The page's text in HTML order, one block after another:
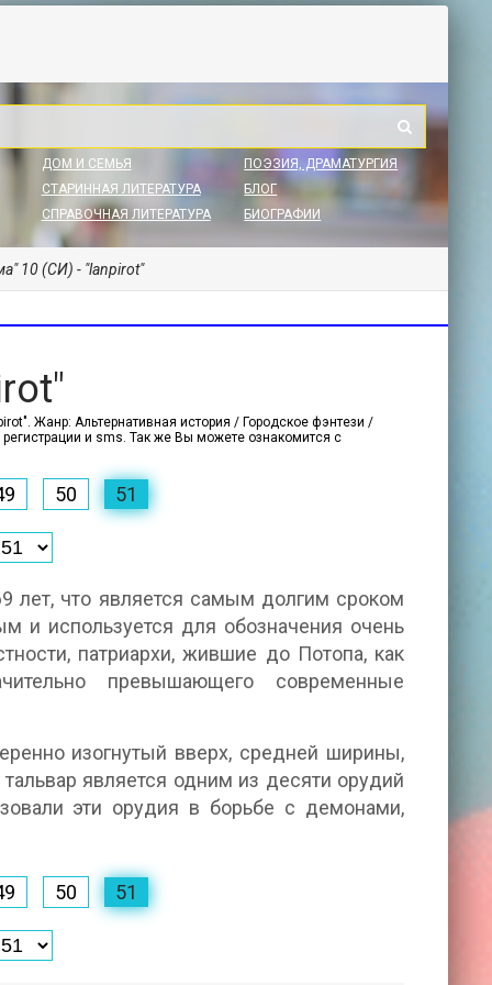
ДОМ И СЕМЬЯ
СТАРИННАЯ ЛИТЕРАТУРА
СПРАВОЧНАЯ ЛИТЕРАТУРА
ПОЭЗИЯ, ДРАМАТУРГИЯ
БЛОГ
БИОГРАФИИ
10 (СИ) - "lanpirot"
Жанр: Альтернативная история / Городское фэнтези /
и sms. Так же Вы можете ознакомится с
50 51
лет, что является самым долгим сроком
и используется для обозначения очень
патриархи, жившие до Потопа, как
превышающего современные
изогнутый вверх, средней ширины,
является одним из десяти орудий
эти орудия в борьбе с демонами,
50 51